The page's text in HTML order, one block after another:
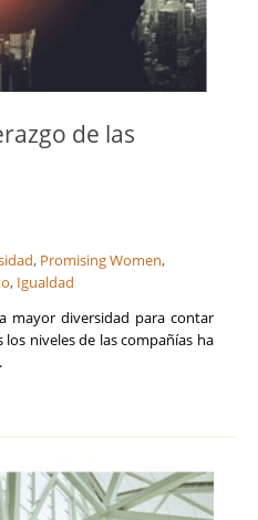
de las
, Promising Women,
, Igualdad
mayor diversidad para contar
niveles de las compañías ha